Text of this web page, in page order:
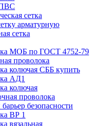
сетка
арматурную
сетка
МОБ по ГОСТ 4752-79
проволока
колючая СББ купить
АД1
колючая
проволока
безопасности
ВР 1
вязальная